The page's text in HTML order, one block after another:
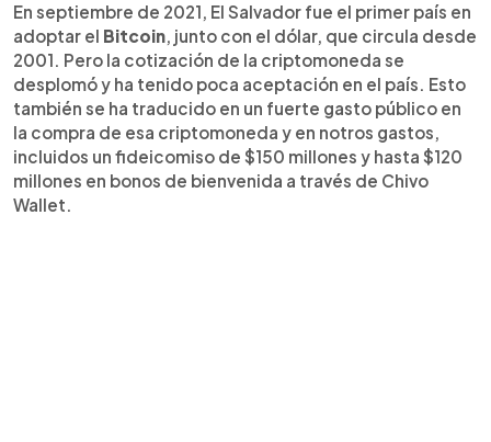
En septiembre de 2021, El Salvador fue el primer país en
adoptar el Bitcoin, junto con el dólar, que circula desde
2001. Pero la cotización de la criptomoneda se
desplomó y ha tenido poca aceptación en el país. Esto
también se ha traducido en un fuerte gasto público en
la compra de esa criptomoneda y en notros gastos,
incluidos un fideicomiso de $150 millones y hasta $120
millones en bonos de bienvenida a través de Chivo
Wallet.